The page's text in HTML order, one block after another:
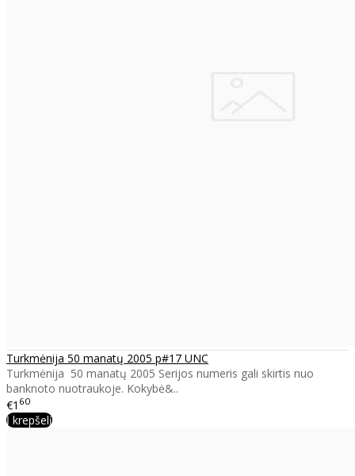
Turkmėnija 50 manatų 2005 p#17 UNC
Turkmėnija 50 manatų 2005 Serijos numeris gali skirtis nuo
banknoto nuotraukoje. Kokybė&..
€1 60
Į krepšelį